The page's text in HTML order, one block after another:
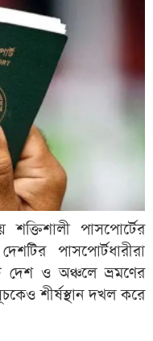
শক্তিশালী পাসপোর্টের
পাসপোর্টধারীরা
দেশ ও অঞ্চলে ভ্রমণের
শীর্ষস্থান দখল করে